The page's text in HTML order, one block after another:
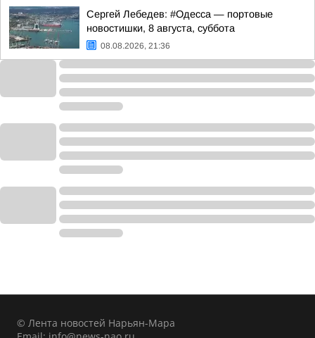
Сергей Лебедев: #Одесса — портовые
новостишки, 8 августа, суббота
08.08.2026, 21:36
© Лента новостей Нарьян-Мара